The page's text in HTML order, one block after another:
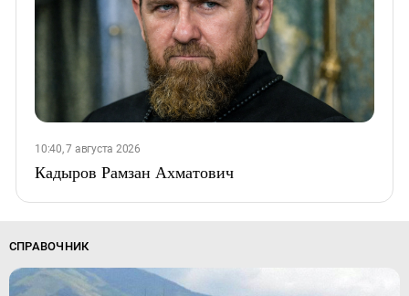
10:40, 7 августа 2026
Кадыров Рамзан Ахматович
СПРАВОЧНИК